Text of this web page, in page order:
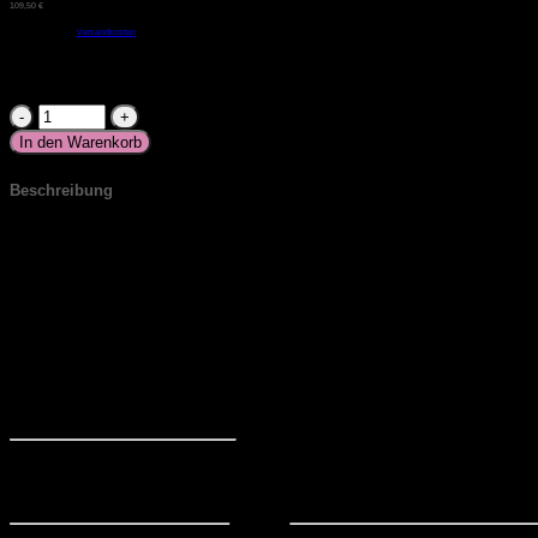
109,50 €
Versandkosten
Flash
Glitter
Gel
01
In den Warenkorb
Beschreibung